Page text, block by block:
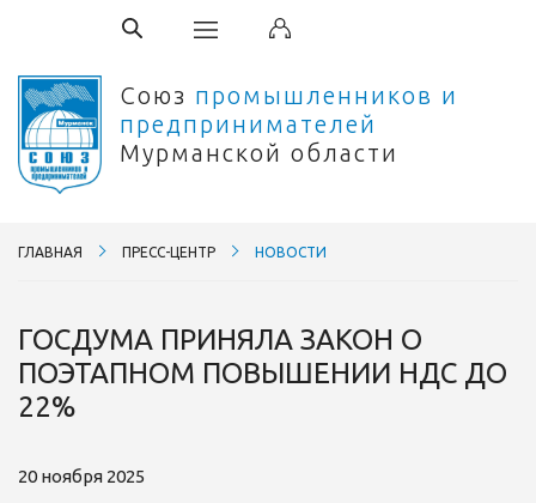
Союз промышленников и
предпринимателей
Мурманской области
ГЛАВНАЯ ПРЕСС-ЦЕНТР НОВОСТИ
ГОСДУМА ПРИНЯЛА ЗАКОН О
ПОЭТАПНОМ ПОВЫШЕНИИ НДС ДО
22%
20 ноября 2025